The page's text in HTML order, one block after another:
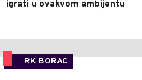
igrati u ovakvom ambijentu
RK BORAC